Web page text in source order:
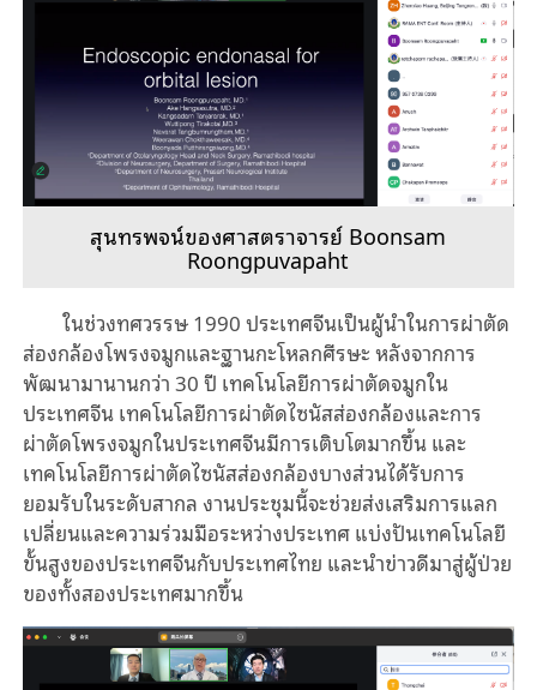
สุนทรพจน์ของศาสตราจารย์ Boonsam
Roongpuvapaht
ในช่วงทศวรรษ1990ประเทศจีนเป็นผู้นำในการผ่าตัด
ส่องกล้องโพรงจมูกและฐานกะโหลกศีรษะหลังจากการ
พัฒนามานานกว่า30ปี เทคโนโลยีการผ่าตัดจมูกใน
ประเทศจีนเทคโนโลยีการผ่าตัดไซนัสส่องกล้องและการ
ผ่าตัดโพรงจมูกในประเทศจีนมีการเติบโตมากขึ้นและ
เทคโนโลยีการผ่าตัดไซนัสส่องกล้องบางส่วนได้รับการ
ยอมรับในระดับสากล งานประชุมนี้จะช่วยส่งเสริมการแลก
เปลี่ยนและความร่วมมือระหว่างประเทศแบ่งปันเทคโนโลยี
ขั้นสูงของประเทศจีนกับประเทศไทย และนำข่าวดีมาสู่ผู้ป่วย
ของทั้งสองประเทศมากขึ้น